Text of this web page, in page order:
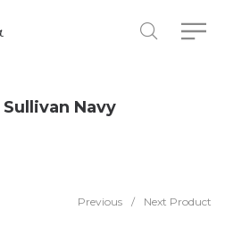
Sullivan Navy
Previous / Next Product